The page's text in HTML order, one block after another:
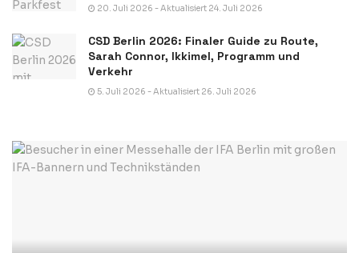
20. Juli 2026 - Aktualisiert 24. Juli 2026
CSD Berlin 2026: Finaler Guide zu Route,
Sarah Connor, Ikkimel, Programm und
Verkehr
5. Juli 2026 - Aktualisiert 26. Juli 2026